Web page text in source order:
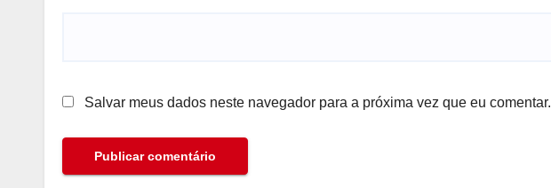
Salvar meus dados neste navegador para a próxima vez que eu comentar.